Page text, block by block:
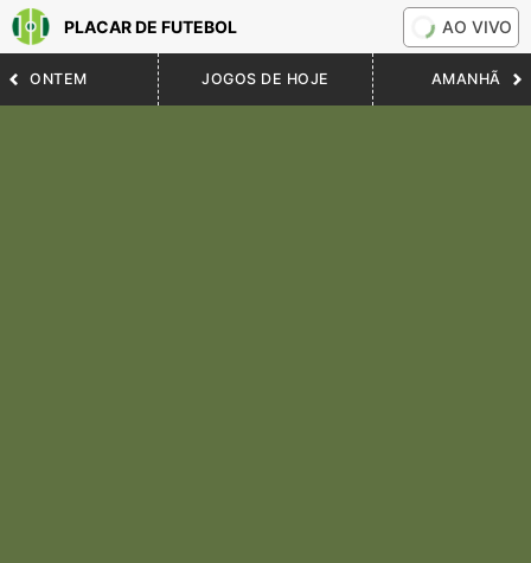
PLACAR DE FUTEBOL AO VIVO
ONTEM JOGOS DE HOJE AMANHÃ